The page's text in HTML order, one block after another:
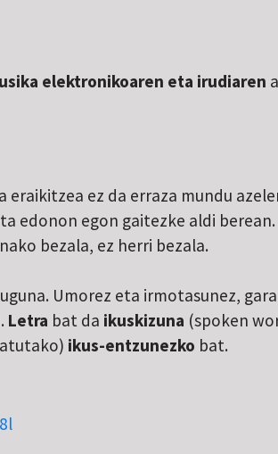
elektronikoaren eta irudiaren
eraikitzea ez da erraza mundu
edonon egon gaitezke aldi berean.
bezala, ez herri bezala.
Umorez eta irmotasunez,
Letra bat da ikuskizuna (spoken
ikus-entzunezko bat.